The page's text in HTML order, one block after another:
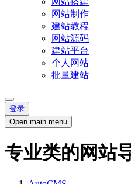
网站制作
建站教程
网站源码
建站平台
个人网站
批量建站
登录
Open main menu
专业类的网站